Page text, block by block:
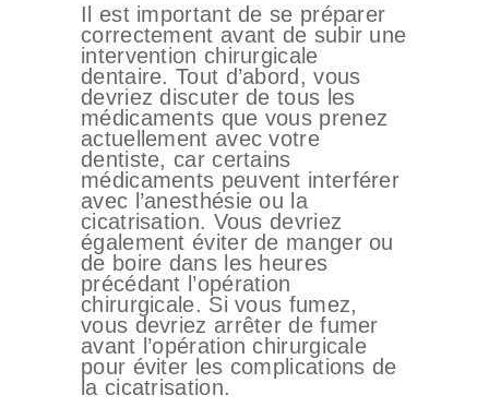
Il est important de se préparer
correctement avant de subir une
intervention chirurgicale
dentaire. Tout d’abord, vous
devriez discuter de tous les
médicaments que vous prenez
actuellement avec votre
dentiste, car certains
médicaments peuvent interférer
avec l’anesthésie ou la
cicatrisation. Vous devriez
également éviter de manger ou
de boire dans les heures
précédant l’opération
chirurgicale. Si vous fumez,
vous devriez arrêter de fumer
avant l’opération chirurgicale
pour éviter les complications de
la cicatrisation.